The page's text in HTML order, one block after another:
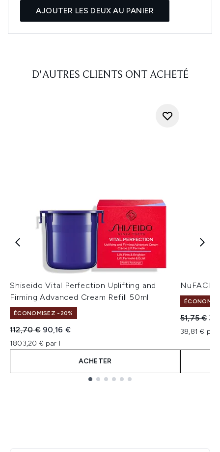
AJOUTER LES DEUX AU PANIER
D'AUTRES CLIENTS ONT ACHETÉ
Shiseido Vital Perfection Uplifting and
Firming Advanced Cream Refill 50ml
ÉCONOMISEZ -20%
Prix de vente :
112,70 € Prix ​​actuel :
90,16 €
1803,20 € par l
ACHETER
NuFACE
Prix de
51,75 €
38,81 € par